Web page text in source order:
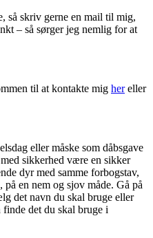
så skriv gerne en mail til mig,
– så sørger jeg nemlig for at
til at kontakte mig hereller
eller måske som dåbsgave
sikkerhed være en sikker
dyr med samme forbogstav,
en nem og sjov måde. Gå på
det navn du skal bruge eller
det du skal bruge i